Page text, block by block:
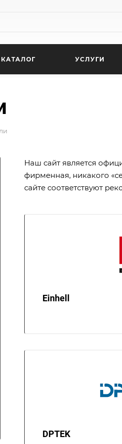
КАТАЛОГ УСЛУГИ
Наш сайт является
фирменная, никакого
сайте соответствуют
Einhell
DPTEK